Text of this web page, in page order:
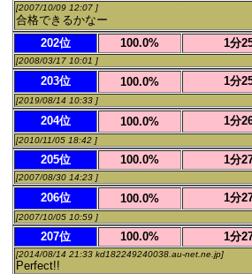
[2007/10/09 12:07 ]
合格できるかなー
202位
100.0% 1分
[2008/03/17 10:01 ]
203位 100.0% 1分
[2019/08/14 10:33 ]
204位 100.0% 1分
[2010/11/05 18:42 ]
205位 100.0% 1分
[2007/08/30 14:23 ]
206位 100.0% 1分
[2007/10/05 10:59 ]
207位 100.0% 1分
[2014/08/14 21:33 kd182249240038.au-net.ne.jp]
Perfect!!